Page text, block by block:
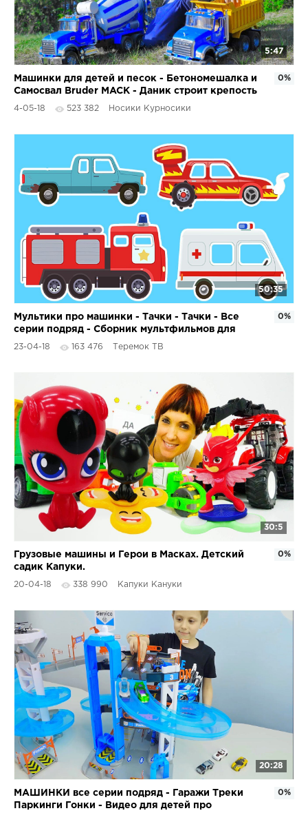
5:47
Машинки для детей и песок - Бетономешалка и
Самосвал Bruder MACK - Даник строит крепость
4-05-18 523 382 Носики Курносики
0%
50:35
Мультики про машинки - Тачки - Тачки - Все
серии подряд - Сборник мультфильмов для
детей
23-04-18 163 476 Теремок ТВ
0%
30:5
Грузовые машины и Герои в Масках. Детский
садик Капуки.
20-04-18 338 990 Капуки Кануки
0%
20:28
МАШИНКИ все серии подряд - Гаражи Треки
Паркинги Гонки - Видео для детей про
0%